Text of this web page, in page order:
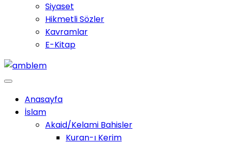
Siyaset
Hikmetli Sözler
Kavramlar
E-Kitap
Anasayfa
İslam
Akaid/Kelami Bahisler
Kuran-ı Kerim